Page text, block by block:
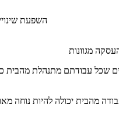
השפעת
עבודתם מתנהלת מהבית
מהבית יכולה להיות נוחה